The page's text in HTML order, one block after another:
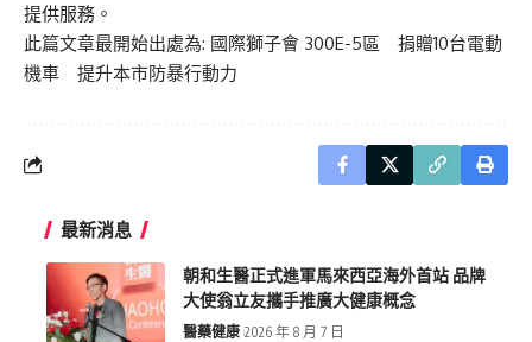
提供服務。
此篇文章最開始出處為: 國際獅子會 300E-5區 捐贈10台電動
機車 提升本市防暴行動力
最新消息
朝和生醫正式進軍馬來西亞海外首站 品牌
大使翁立友攜手推廣大健康概念
醫藥健康 2026 年 8 月 7 日